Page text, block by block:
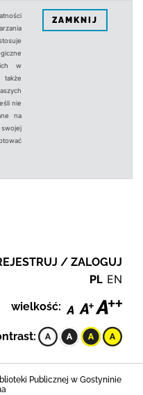
w
także
nie
na
ZAMKNIJ
/ ZALOGUJ
PL EN
wielkość:
Publicznej w Gostyninie